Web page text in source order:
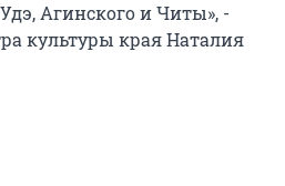
Агинского и Читы», -
культуры края Наталия